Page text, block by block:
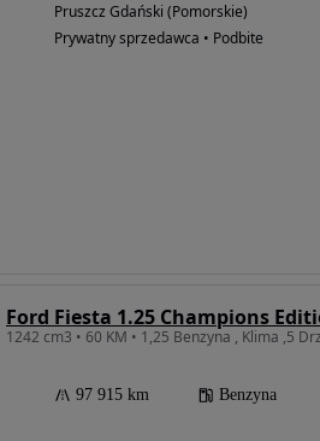
Pruszcz Gdański (Pomorskie)
Prywatny sprzedawca • Podbite
Ford Fiesta 1.25 Champions
1242 cm3 • 60 KM • 1,25 Benzyna , Klima ,5
97 915 km Benzyna